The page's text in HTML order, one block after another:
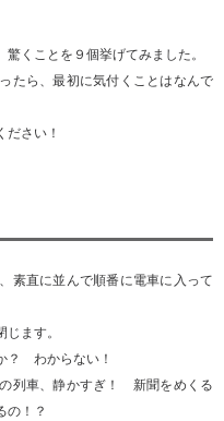
くことを９個挙げてみました。
たら、最初に気付くことはなんで
さい！
素直に並んで順番に電車に入って
ます。
？ わからない！
列車、静かすぎ！ 新聞をめくる
の！？